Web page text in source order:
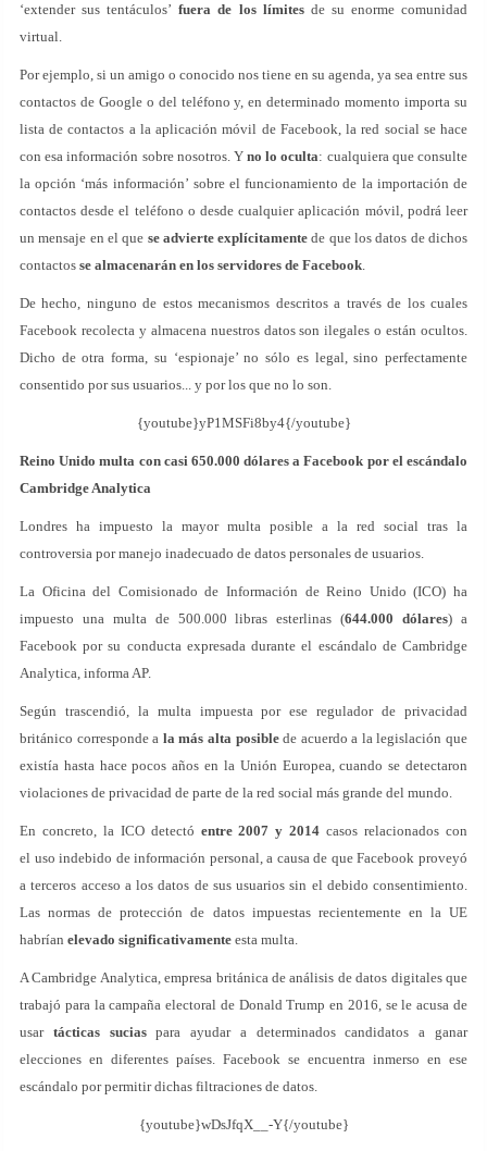
‘extender sus tentáculos’fuera de los límitesde su enorme comunidad
virtual.
Por ejemplo, si un amigo o conocido nos tiene en su agenda, ya sea entre sus
contactos de Google o del teléfono y, en determinado momento importa su
lista de contactos a la aplicación móvil de Facebook, la red social se hace
con esa información sobre nosotros. Yno lo oculta: cualquiera que consulte
la opción ‘más información’ sobre el funcionamiento de la importación de
contactos desde el teléfono o desde cualquier aplicación móvil, podrá leer
un mensaje en el que se advierte explícitamente de que los datos de dichos
contactos se almacenarán en los servidores de Facebook.
De hecho, ninguno de estos mecanismos descritos a través de los cuales
Facebook recolecta y almacena nuestros datos son ilegales o están ocultos.
Dicho de otra forma, su ‘espionaje’ no sólo es legal, sino perfectamente
consentido por sus usuarios... y por los que no lo son.
{youtube}yP1MSFi8by4{/youtube}
Reino Unido multa con casi 650.000 dólares a Facebook por el escándalo
Cambridge Analytica
Londres ha impuesto la mayor multa posible a la red social tras la
controversia por manejo inadecuado de datos personales de usuarios.
La Oficina del Comisionado de Información de Reino Unido (ICO) ha
impuesto una multa de 500.000 libras esterlinas (644.000 dólares) a
Facebook por su conducta expresada durante el escándalo de Cambridge
Analytica, informa AP.
Según trascendió, la multa impuesta por ese regulador de privacidad
británico corresponde a la más alta posiblede acuerdo a la legislación que
existía hasta hace pocos años en la Unión Europea, cuando se detectaron
violaciones de privacidad de parte de la red social más grande del mundo.
En concreto, la ICO detectó entre 2007 y 2014 casos relacionados con
el uso indebido de información personal, a causa de que Facebook proveyó
a terceros acceso a los datos de sus usuarios sin el debido consentimiento.
Las normas de protección de datos impuestas recientemente en la UE
habrían elevado significativamente esta multa.
A Cambridge Analytica, empresa británica de análisis de datos digitales que
trabajó para la campaña electoral de Donald Trump en 2016, se le acusa de
usar tácticas suciaspara ayudar a determinados candidatos a ganar
elecciones en diferentes países. Facebook se encuentra inmerso en ese
escándalo por permitir dichas filtraciones de datos.
{youtube}wDsJfqX__-Y{/youtube}